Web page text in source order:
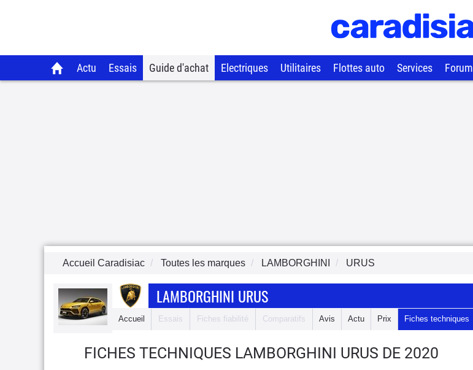
Actu Essais Guide d'achat Electriques Utilitaires Flottes auto Services Forum
Accueil Caradisiac Toutes les marques LAMBORGHINI URUS
LAMBORGHINI URUS
Accueil Essais Fiches fiabilité Comparatifs Avis Actu Prix Fiches techniques
FICHES TECHNIQUES LAMBORGHINI URUS DE 2020